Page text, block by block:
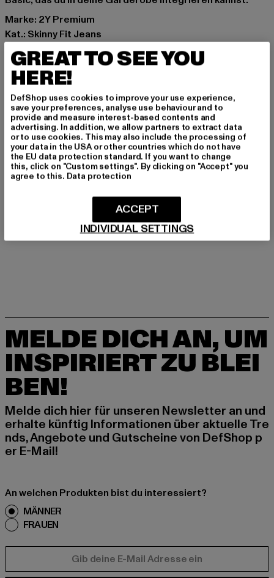
Marke: 2Y Premium
Kat.: Skinny Fit Jeans
Farbe: grau
Hersteller Farbe: grey
Materialzusammensetzung: 100% Baumwolle
Art.Nr: B6761-00111
Hersteller: 2Y Premium GmbH |info@2y-studios.com
Hollefeldstraße 16 | 48282 Emsdetten | DE
GRÖSSE & PASSFORM
LIEFERUNG & RÜCKGABE
MELDE DICH AN, UM
INSPIRIERT ZU BLEI
BEN!
Melde dich hier für unseren Newsletter an und
erhalte künftig Informationen über aktuelle Tre
nds, Angebote und Gutscheine von DefShop p
er E-Mail!
An welchen Produkten bist du interessiert?
MÄNNER
FRAUEN
GREAT TO SEE YOU
HERE!
DefShop uses cookies to improve your use experience,
save your preferences, analyse use behaviour and to
provide and measure interest-based contents and
advertising. In addition, we allow partners to extract data
or to use cookies. This may also include the processing of
your data in the USA or other countries which do not have
the EU data protection standard. If you want to change
this, click on "Custom settings". By clicking on "Accept" you
agree to this. Data protection
INDIVIDUAL SETTINGS
ACCEPT